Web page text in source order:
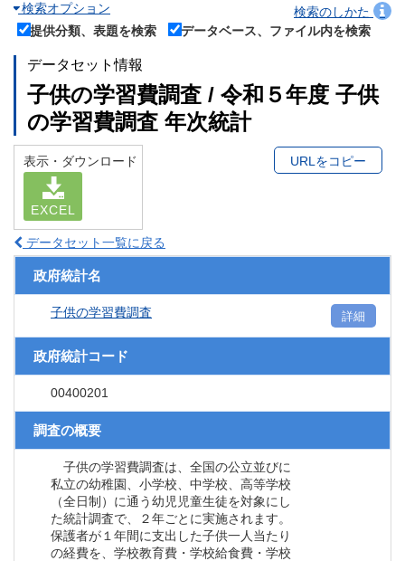
検索オプション
検索のしかた
提供分類、表題を検索
データベース、ファイル内を検索
データセット情報
子供の学習費調査 / 令和５年度 子供
の学習費調査 年次統計
表示・ダウンロード
EXCEL
URLをコピー
データセット一覧に戻る
政府統計名
子供の学習費調査 詳細
政府統計コード
00400201
調査の概要
子供の学習費調査は、全国の公立並びに
私立の幼稚園、小学校、中学校、高等学校
（全日制）に通う幼児児童生徒を対象にし
た統計調査で、２年ごとに実施されます。
保護者が１年間に支出した子供一人当たり
の経費を、学校教育費・学校給食費・学校